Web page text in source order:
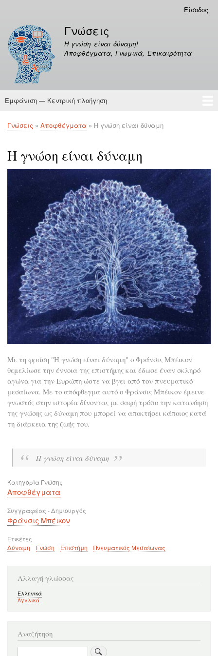
περιεχόμενο
λογαριασμού
χρήστη
Είσοδος
Γνώσεις
Η γνώση είναι δύναμη!
Αποφθέγματα, Γνωμικά, Επικαιρότητα
Κεντρική
Εμφάνιση — Κεντρική πλοήγηση
Γνώσεις
Αποφθέγματα
Breadcrumb
Γνώσεις Αποφθέγματα Η γνώση είναι δύναμη
Η γνώση είναι δύναμη
Με τη φράση "Η γνώση είναι δύναμη" ο Φράνσις Μπέικον
θεμελίωσε την έννοια της επιστήμης και έδωσε έναν σκληρό
αγώνα για την Ευρώπη ώστε να βγει από τον πνευματικό
μεσαίωνα. Με το απόφθεγμα αυτό ο Φράνσις Μπέικον έμεινε
γνωστός στην ιστορία δίνοντας με σαφή τρόπο την κατανόηση
της γνώσης ως δύναμη που μπορεί να αποκτήσει κάποιος κατά
τη διάρκεια της ζωής του.
Η γνώση είναι δύναμη
Κατηγορία Γνώσης
Αποφθέγματα
Συγγραφέας - Δημιουργός
Φράνσις Μπέικον
Ετικέτες
Δύναμη
Γνώση Επιστήμη Πνευματικός Μεσαίωνας
Αλλαγή γλώσσας
Ελληνικά
Αγγλικά
Αναζήτηση
Αναζήτηση